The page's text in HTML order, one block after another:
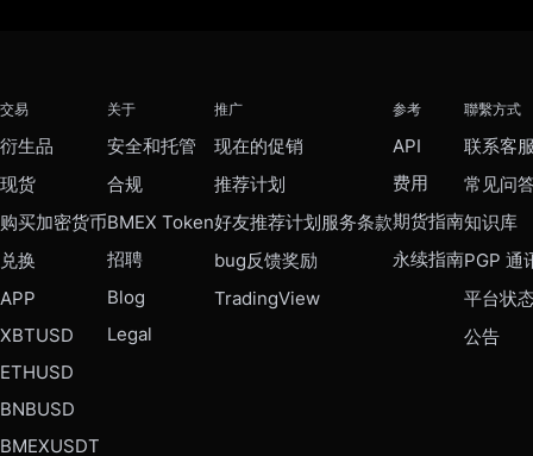
交易
衍生品
现货
购买加密货币
兑换
APP
XBTUSD
ETHUSD
BNBUSD
BMEXUSDT
关于
安全和托管
合规
BMEX Token
招聘
Blog
Legal
推广
现在的促销
推荐计划
好友推荐计划服务条款
bug反馈奖励
TradingView
参考
API
费用
期货指南
永续指南
聯繫方式
联系客
常见问
知识库
PGP 通
平台状
公告